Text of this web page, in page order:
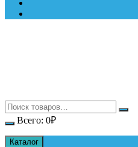
Всего: 0₽
Каталог